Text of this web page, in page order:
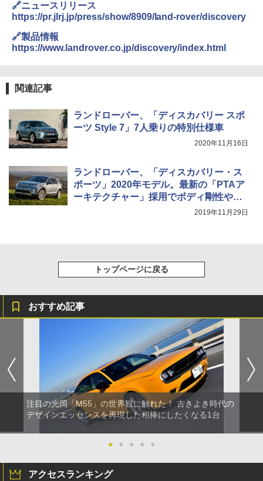
🔗ニュースリリース
https://pr.jlrj.jp/press/show/8909/land-rover/discovery
🔗製品情報
https://www.landrover.co.jp/discovery/index.html
関連記事
ランドローバー、「ディスカバリー スポ
ーツ Style 7」7人乗りの特別仕様車
2020年11月16日
ランドローバー、「ディスカバリー・ス
ポーツ」2020年モデル。最新の「PTAア
ーキテクチャー」採用でボディ剛性や静
2019年11月29日
トップページに戻る
おすすめ記事
注目の光岡「M55」の世界観に触れた！ 古きよき時代の
デザインエッセンスを再現した相棒にしたくなる1台
● ● ● ● ●
アクセスランキング